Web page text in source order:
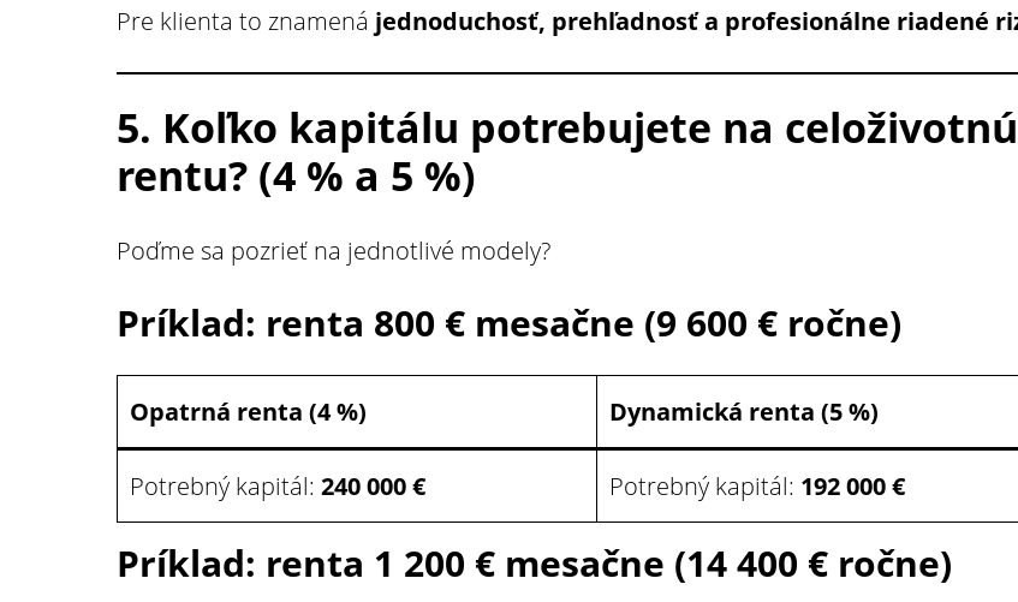
Pre klienta to znamená jednoduchosť, prehľadnosť a profesionálne riadené
5. Koľko kapitálu potrebujete na celoživotnú
rentu? (4 % a 5 %)
Poďme sa pozrieť na jednotlivé modely?
Príklad: renta 800 € mesačne (9 600 € ročne)
Opatrná renta (4 %) Dynamická renta (5 %)
Potrebný kapitál: 240 000 € Potrebný kapitál: 192 000 €
Príklad: renta 1 200 € mesačne (14 400 € ročne)